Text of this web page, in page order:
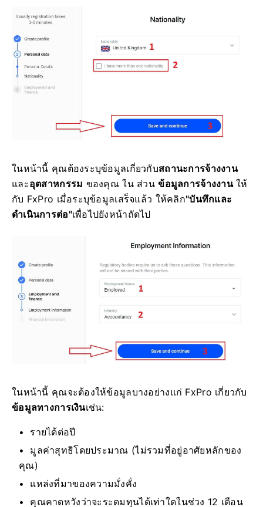
ในหน้านี้ คุณต้องระบุข้อมูลเกี่ยวกับสถานะการจ้างงาน
และอุตสาหกรรม ของคุณ ใน ส่วนข้อมูลการจ้างงานให้
กับ FxPro เมื่อระบุข้อมูลเสร็จแล้ว ให้คลิก"บันทึกและ
ดำเนินการต่อ"เพื่อไปยังหน้าถัดไป
ในหน้านี้ คุณจะต้องให้ข้อมูลบางอย่างแก่ FxPro เกี่ยวกับ
ข้อมูลทางการเงินเช่น:
รายได้ต่อปี
มูลค่าสุทธิโดยประมาณ (ไม่รวมที่อยู่อาศัยหลักของ
คุณ)
แหล่งที่มาของความมั่งคั่ง
คุณคาดหวังว่าจะระดมทุนได้เท่าใดในช่วง 12 เดือน